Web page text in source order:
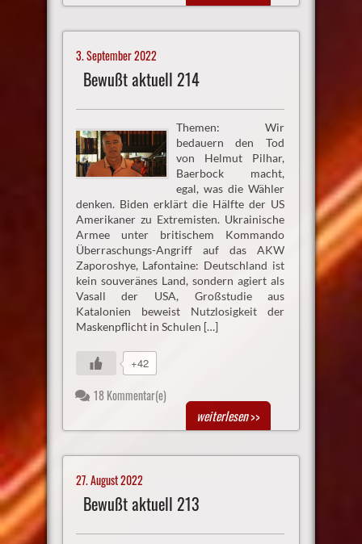
3. September 2022
Bewußt aktuell 214
Themen: Wir
bedauern den Tod
von Helmut Pilhar,
Baerbock macht,
egal, was die Wähler
denken. Biden erklärt die Hälfte der US
Amerikaner zu Extremisten. Ukrainische
Armee unter britischem Kommando
Überraschungs-Angriff auf das AKW
Zaporoshye, Lafontaine: Deutschland ist
kein souveränes Land, sondern agiert als
Vasall der USA, Großstudie aus
Katalonien beweist Nutzlosigkeit der
Maskenpflicht in Schulen […]
+42
18 Kommentar(e)
weiterlesen>>
27. August 2022
Bewußt aktuell 213